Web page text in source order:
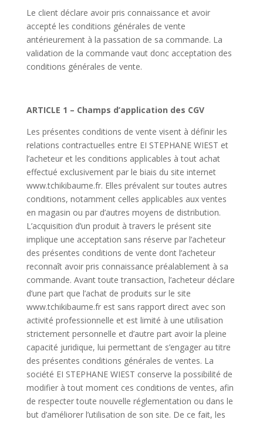
Le client déclare avoir pris connaissance et avoir
accepté les conditions générales de vente
antérieurement à la passation de sa commande. La
validation de la commande vaut donc acceptation des
conditions générales de vente.
ARTICLE 1 – Champs d’application des CGV
Les présentes conditions de vente visent à définir les
relations contractuelles entre EI STEPHANE WIEST et
l’acheteur et les conditions applicables à tout achat
effectué exclusivement par le biais du site internet
www.tchikibaume.fr. Elles prévalent sur toutes autres
conditions, notamment celles applicables aux ventes
en magasin ou par d’autres moyens de distribution.
L’acquisition d’un produit à travers le présent site
implique une acceptation sans réserve par l’acheteur
des présentes conditions de vente dont l’acheteur
reconnaît avoir pris connaissance préalablement à sa
commande. Avant toute transaction, l’acheteur déclare
d’une part que l’achat de produits sur le site
www.tchikibaume.fr est sans rapport direct avec son
activité professionnelle et est limité à une utilisation
strictement personnelle et d’autre part avoir la pleine
capacité juridique, lui permettant de s’engager au titre
des présentes conditions générales de ventes. La
société EI STEPHANE WIEST conserve la possibilité de
modifier à tout moment ces conditions de ventes, afin
de respecter toute nouvelle réglementation ou dans le
but d’améliorer l’utilisation de son site. De ce fait, les